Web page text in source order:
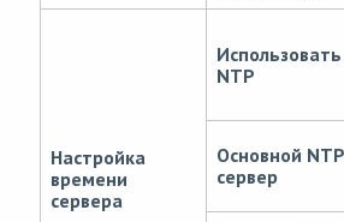
Настройка
времени
сервера
Использовать
NTP
Основной
сервер